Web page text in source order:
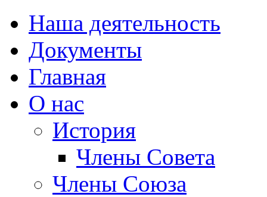
Наша деятельность
Документы
Главная
О нас
История
Члены Совета
Члены Союза